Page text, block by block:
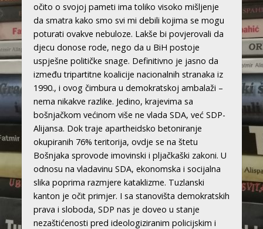
očito o svojoj pameti ima toliko visoko mišljenje
da smatra kako smo svi mi debili kojima se mogu
poturati ovakve nebuloze. Lakše bi povjerovali da
djecu donose rode, nego da u BiH postoje
uspješne političke snage. Definitivno je jasno da
između tripartitne koalicije nacionalnih stranaka iz
1990., i ovog čimbura u demokratskoj ambalaži –
nema nikakve razlike. Jedino, krajevima sa
bošnjačkom većinom više ne vlada SDA, već SDP-
Alijansa. Dok traje apartheidsko betoniranje
okupiranih 76% teritorija, ovdje se na štetu
Bošnjaka sprovode imovinski i pljačkaški zakoni. U
odnosu na vladavinu SDA, ekonomska i socijalna
slika poprima razmjere kataklizme. Tuzlanski
kanton je očit primjer. I sa stanovišta demokratskih
prava i sloboda, SDP nas je doveo u stanje
nezaštićenosti pred ideologiziranim policijskim i